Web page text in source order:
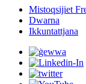
Mistoqsijiet
Dwarna
Ikkuntattjana